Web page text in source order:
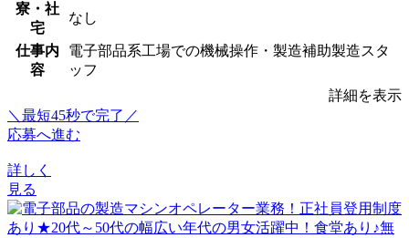
寮・社
宅
なし
仕事内
容
電子部品系工場での機械操作・製造補助製造スタ
ッフ
詳細を表示
＼最短45秒で完了／
応募へ進む
詳しく
見る